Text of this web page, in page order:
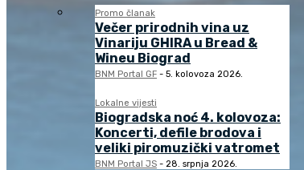
Promo članak
Večer prirodnih vina uz
Vinariju GHIRA u Bread &
Wineu Biograd
BNM Portal GF - 5. kolovoza 2026.
Lokalne vijesti
Biogradska noć 4. kolovoza:
Koncerti, defile brodova i
veliki piromuzički vatromet
BNM Portal JS - 28. srpnja 2026.